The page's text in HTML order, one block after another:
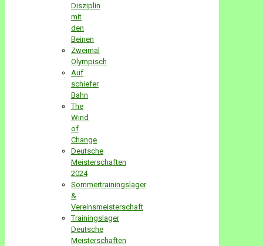
Disziplin
mit
den
Beinen
Zweimal
Olympisch
Auf
schiefer
Bahn
The
Wind
of
Change
Deutsche
Meisterschaften
2024
Sommertrainingslager
&
Vereinsmeisterschaft
Trainingslager
Deutsche
Meisterschaften